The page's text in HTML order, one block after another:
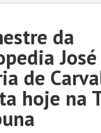
da
José
de
hoje na